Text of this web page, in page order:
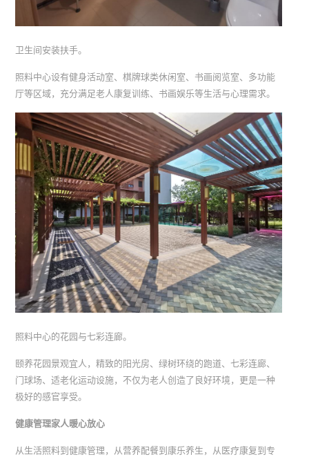
卫生间安装扶手。
照料中心设有健身活动室、棋牌球类休闲室、书画阅览室、多功能
厅等区域，充分满足老人康复训练、书画娱乐等生活与心理需求。
照料中心的花园与七彩连廊。
颐养花园景观宜人，精致的阳光房、绿树环绕的跑道、七彩连廊、
门球场、适老化运动设施，不仅为老人创造了良好环境，更是一种
极好的感官享受。
健康管理家人暖心放心
从生活照料到健康管理，从营养配餐到康乐养生，从医疗康复到专